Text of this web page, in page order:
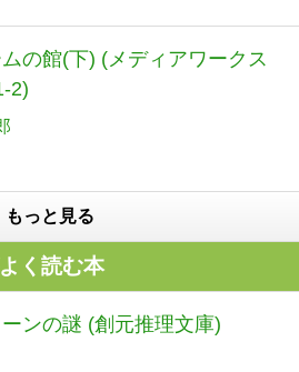
の館(下) (メディアワークス
2)
もっと見る
く読む本
ンの謎 (創元推理文庫)